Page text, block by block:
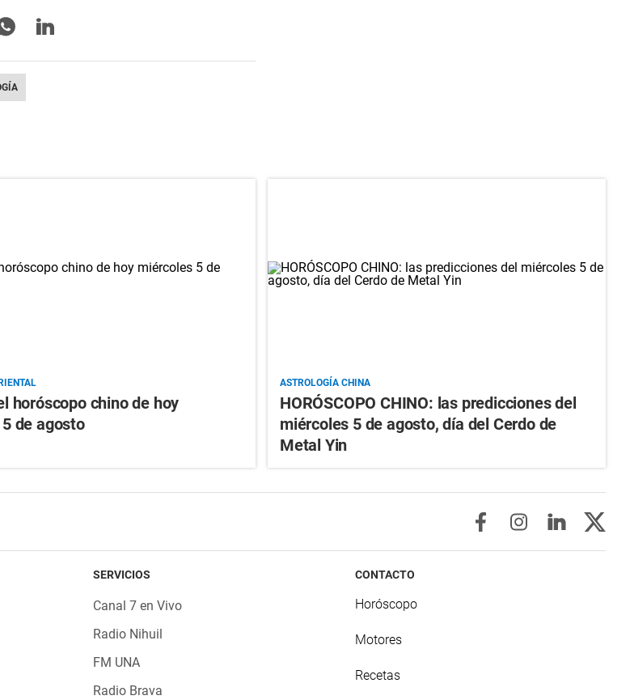
horóscopo chino de hoy
de agosto
ASTROLOGÍA CHINA
HORÓSCOPO CHINO: las predicciones del
miércoles 5 de agosto, día del Cerdo de
Metal Yin
SERVICIOS
Canal 7 en Vivo
Radio Nihuil
FM UNA
Radio Brava
CONTACTO
Horóscopo
Motores
Recetas